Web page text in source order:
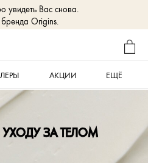
увидеть Вас снова.
Origins.
АКЦИИ ЕЩЁ
УХОДУ ЗА ТЕЛОМ